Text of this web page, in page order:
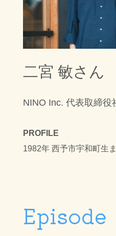
二宮 敏さん
NINO Inc. 代表取締役
PROFILE
1982年 西予市宇和町生
Episode